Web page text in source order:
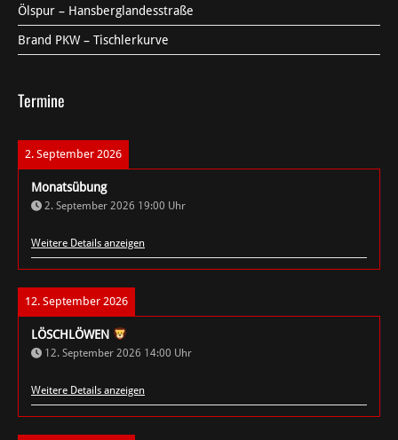
Ölspur – Hansberglandesstraße
Brand PKW – Tischlerkurve
Termine
2. September 2026
Monatsübung
2. September 2026 19:00 Uhr
Weitere Details anzeigen
12. September 2026
LÖSCHLÖWEN
12. September 2026 14:00 Uhr
Weitere Details anzeigen